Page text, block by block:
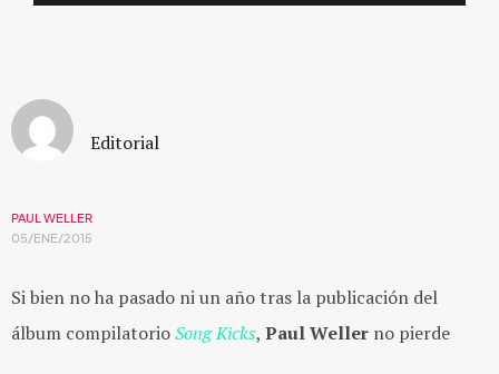
Editorial
PAUL WELLER
05/ENE/2015
Si bien no ha pasado ni un año tras la publicación del
álbum compilatorioSong Kicks, Paul Weller no pierde